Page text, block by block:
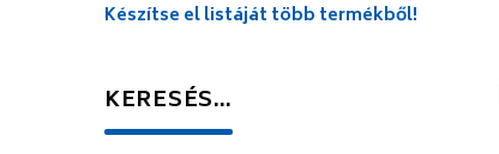
Készítse el listáját több termékből!
KERESÉS…